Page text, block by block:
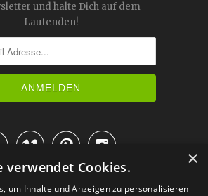
und halte Dich auf dem
Laufenden!

BLÄTTERN
×
verwendet Cookies.
um Inhalte und Anzeigen zu personalisieren